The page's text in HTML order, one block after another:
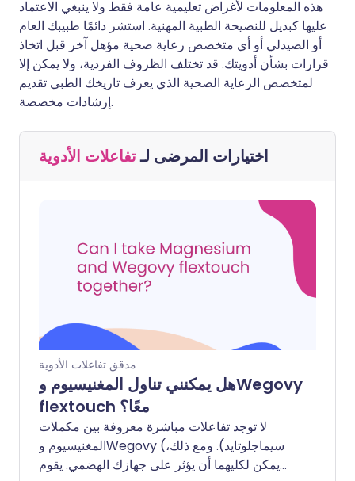
هذه المعلومات لأغراض تعليمية عامة فقط ولا ينبغي الاعتماد
عليها كبديل للنصيحة الطبية المهنية. استشر دائمًا طبيبك العام
أو الصيدلي أو أي متخصص رعاية صحية مؤهل آخر قبل اتخاذ
قرارات بشأن أدويتك. قد تختلف الظروف الفردية، ولا يمكن إلا
لمتخصص الرعاية الصحية الذي يعرف تاريخك الطبي تقديم
إرشادات مخصصة.
اختيارات المرضى لـتفاعلات الأدوية
مدقق تفاعلات الأدوية
هل يمكنني تناول المغنيسيوم وWegovy
flextouch معًا؟
لا توجد تفاعلات مباشرة معروفة بين مكملات
المغنيسيوم وWegovy (سيماجلوتايد). ومع ذلك،
يمكن لكليهما أن يؤثر على جهازك الهضمي. يقوم